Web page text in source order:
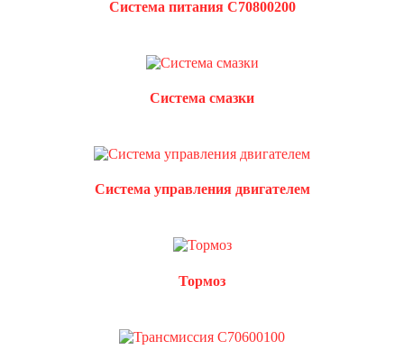
Система питания C70800200
Система смазки
Система управления двигателем
Тормоз